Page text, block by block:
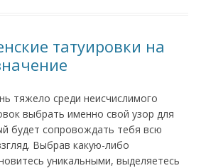
татуировки на
тяжело среди неисчислимого
выбрать именно свой узор для
будет сопровождать тебя всю
Выбрав какую-либо
уникальными, выделяетесь